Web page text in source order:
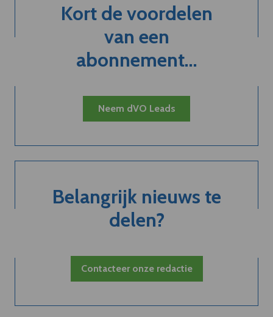
Kort de voordelen
van een
abonnement...
Neem dVO Leads
Belangrijk nieuws te
delen?
Contacteer onze redactie